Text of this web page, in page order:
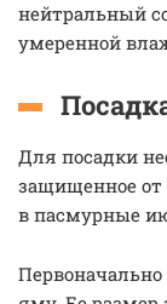
нейтральный
умеренной
Для посадки
защищенное от
в пасмурные
Первоначально